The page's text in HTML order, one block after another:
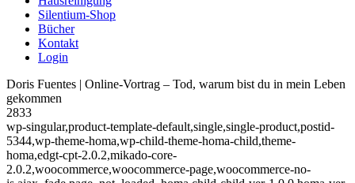
Silentium-Shop
Bücher
Kontakt
Login
Doris Fuentes | Online-Vortrag – Tod, warum bist du in mein Leben
gekommen
2833
wp-singular,product-template-default,single,single-product,postid-
5344,wp-theme-homa,wp-child-theme-homa-child,theme-
homa,edgt-cpt-2.0.2,mikado-core-
2.0.2,woocommerce,woocommerce-page,woocommerce-no-